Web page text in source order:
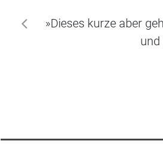
»Dieses kurze aber
und
zurück